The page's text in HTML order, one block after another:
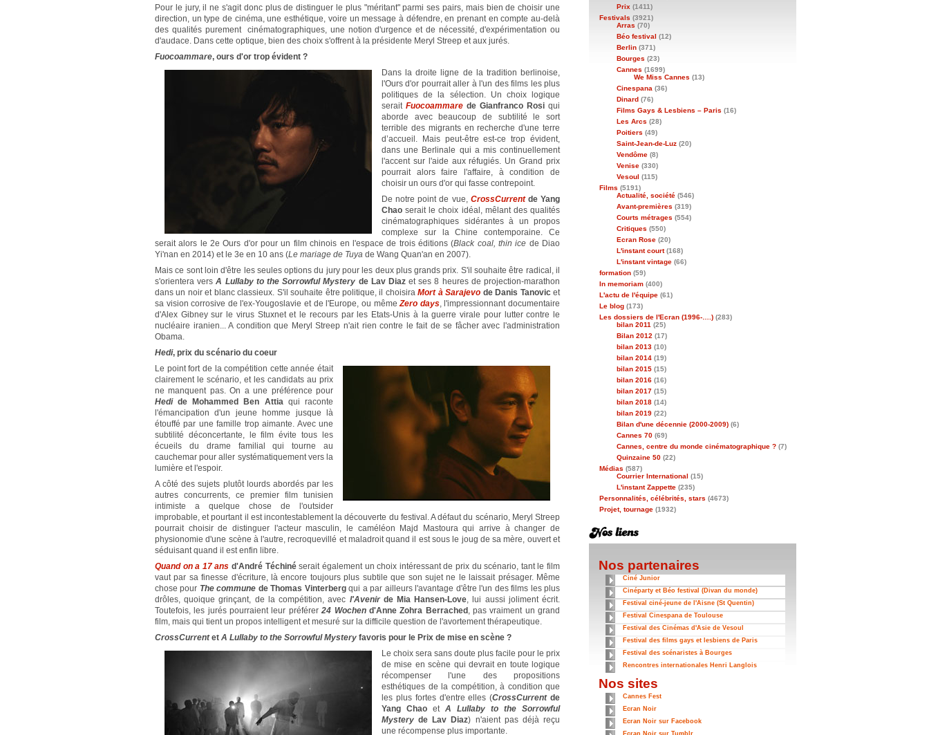
Pour le jury, il ne s'agit donc plus de distinguer le plus "méritant" parmi ses pairs, mais bien de choisir une
direction, un type de cinéma, une esthétique, voire un message à défendre, en prenant en compte au-delà
des qualités purement cinématographiques, une notion d'urgence et de nécessité, d'expérimentation ou
d'audace. Dans cette optique, bien des choix s'offrent à la présidente Meryl Streep et aux jurés.
Fuocoammare, ours d'or trop évident ?
Dans la droite ligne de la tradition berlinoise,
l'Ours d'or pourrait aller à l'un des films les plus
politiques de la sélection. Un choix logique
serait Fuocoammare de Gianfranco Rosi qui
aborde avec beaucoup de subtilité le sort
terrible des migrants en recherche d'une terre
d’accueil. Mais peut-être est-ce trop évident,
dans une Berlinale qui a mis continuellement
l'accent sur l'aide aux réfugiés. Un Grand prix
pourrait alors faire l'affaire, à condition de
choisir un ours d'or qui fasse contrepoint.
De notre point de vue, CrossCurrentde Yang
Chao serait le choix idéal, mêlant des qualités
cinématographiques sidérantes à un propos
complexe sur la Chine contemporaine. Ce
serait alors le 2e Ours d'or pour un film chinois en l'espace de trois éditions (Black coal, thin ice de Diao
Yi'nan en 2014) et le 3e en 10 ans (Le mariage de Tuya de Wang Quan'an en 2007).
Mais ce sont loin d'être les seules options du jury pour les deux plus grands prix. S'il souhaite être radical, il
s'orientera versA Lullaby to the Sorrowful Mystery de Lav Diazet ses 8 heures de projection-marathon
dans un noir et blanc classieux. S'il souhaite être politique, il choisira Mort à Sarajevo de Danis Tanovicet
sa vision corrosive de l'ex-Yougoslavie et de l'Europe, ou même Zero days, l'impressionnant documentaire
d'Alex Gibney sur le virus Stuxnet et le recours par les Etats-Unis à la guerre virale pour lutter contre le
nucléaire iranien... A condition que Meryl Streep n'ait rien contre le fait de se fâcher avec l'administration
Obama.
Hedi, prix du scénario du coeur
Le point fort de la compétition cette année était
clairement le scénario, et les candidats au prix
ne manquent pas. On a une préférence pour
Hedide Mohammed Ben Attiaqui raconte
l'émancipation d'un jeune homme jusque là
étouffé par une famille trop aimante. Avec une
subtilité déconcertante, le film évite tous les
écueils du drame familial qui tourne au
cauchemar pour aller systématiquement vers la
lumière et l'espoir.
A côté des sujets plutôt lourds abordés par les
autres concurrents, ce premier film tunisien
intimiste a quelque chose de l'outsider
improbable, et pourtant il est incontestablement la découverte du festival. A défaut du scénario, Meryl Streep
pourrait choisir de distinguer l'acteur masculin, le caméléon Majd Mastoura qui arrive à changer de
physionomie d'une scène à l'autre, recroquevillé et maladroit quand il est sous le joug de sa mère, ouvert et
séduisant quand il est enfin libre.
Quand on a 17 ans d'André Téchinéserait également un choix intéressant de prix du scénario, tant le film
vaut par sa finesse d'écriture, là encore toujours plus subtile que son sujet ne le laissait présager. Même
chose pour The commune de Thomas Vinterbergqui a par ailleurs l'avantage d'être l'un des films les plus
drôles, quoique grinçant, de la compétition, avec l'Avenirde Mia Hansen-Love, lui aussi joliment écrit.
Toutefois, les jurés pourraient leur préférer 24 Wochen d'Anne Zohra Berrached , pas vraiment un grand
film, mais qui tient un propos intelligent et mesuré sur la difficile question de l'avortement thérapeutique.
CrossCurrentet A Lullaby to the Sorrowful Mystery favoris pour le Prix de mise en scène ?
Le choix sera sans doute plus facile pour le prix
de mise en scène qui devrait en toute logique
récompenser l'une des propositions
esthétiques de la compétition, à condition que
les plus fortes d'entre elles (CrossCurrentde
Yang Chao et A Lullaby to the Sorrowful
Mystery de Lav Diaz) n'aient pas déjà reçu
une récompense plus importante.
Prix (1411)
Festivals (3921)
Arras (70)
Béo festival (12)
Berlin (371)
Bourges (23)
Cannes (1699)
We Miss Cannes (13)
Cinespana (36)
Dinard (76)
Films Gays & Lesbiens – Paris (16)
Les Arcs (28)
Poitiers (49)
Saint-Jean-de-Luz (20)
Vendôme (8)
Venise (330)
Vesoul (115)
Films (5191)
Actualité, société (546)
Avant-premières (319)
Courts métrages (554)
Critiques (550)
Ecran Rose (20)
L'instant court(168)
L'instant vintage (66)
formation (59)
In memoriam (400)
L'actu de l'équipe (61)
Le blog (173)
Les dossiers de l'Ecran (1996-….) (283)
bilan 2011 (25)
Bilan 2012 (17)
bilan 2013 (10)
bilan 2014 (19)
bilan 2015 (15)
bilan 2016 (16)
bilan 2017 (15)
bilan 2018 (14)
bilan 2019 (22)
Bilan d'une décennie (2000-2009) (6)
Cannes 70 (69)
Cannes, centre du monde cinématographique ? (7)
Quinzaine 50 (22)
Médias (587)
Courrier International (15)
L'instant Zappette (235)
Personnalités, célébrités, stars (4673)
Projet, tournage (1932)
Nos partenaires
Ciné Junior
Cinéparty et Béo festival (Divan du monde)
Festival ciné-jeune de l'Aisne (St Quentin)
Festival Cinespana de Toulouse
Festival des Cinémas d'Asie de Vesoul
Festival des films gays et lesbiens de Paris
Festival des scénaristes à Bourges
Rencontres internationales Henri Langlois
Nos sites
Cannes Fest
Ecran Noir
Ecran Noir sur Facebook
Ecran Noir sur Tumblr